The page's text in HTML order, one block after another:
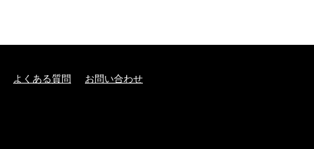
よくある質問 お問い合わせ